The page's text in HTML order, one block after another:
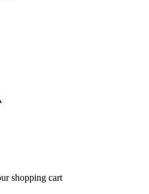
shopping cart